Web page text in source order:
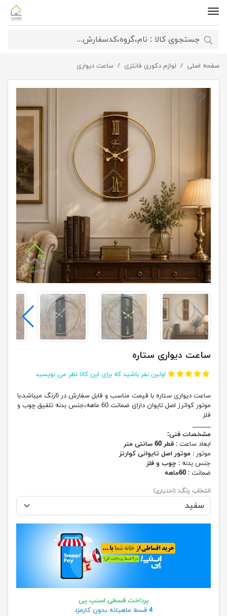
صفحه اصلی لوازم دکوری فانتزی ساعت دیواری ساعت دیواری ستاره
ساعت دیواری ستاره
اولین نفر باشید که برای این کالا نظر می نویسید
ساعت دیواری ستاره با قیمت مناسب و قابل سفارش در 6رنگ میباشد.با
موتور کواترز اصل تایوان دارای ضمانت 60 ماهه،جنس بدنه تلفیق چوب و
فلز
______
مشخصات فنی:
ابعاد ساعت : قطر 60 سانتی متر
موتور : موتور اصل تایوانی کوارتز
جنس بدنه : چوب و فلز
ضمانت : 60ماهه
انتخاب رنگ: (اختیاری)
پرداخت قسطی اسنپ پی
4 قسط ماهیانه بدون کارمزد